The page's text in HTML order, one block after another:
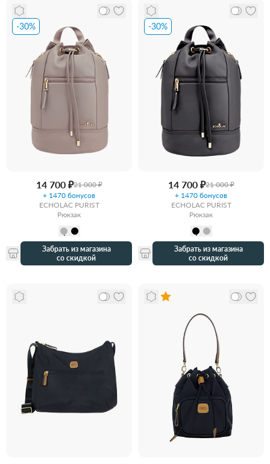
-30%
14 700 ₽21 000 ₽
+ 1470 бонусов
ECHOLAC PURIST
Рюкзак
Забрать из магазина
со скидкой
-30%
14 700 ₽21 000 ₽
+ 1470 бонусов
ECHOLAC PURIST
Рюкзак
Забрать из магазина
со скидкой